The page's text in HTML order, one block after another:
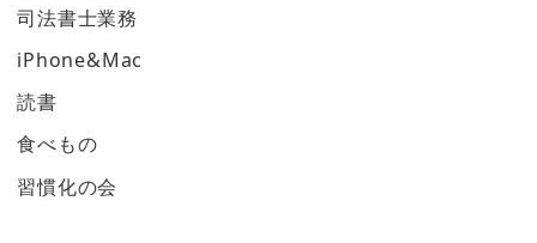
司法書士業務
iPhone&Mac
読書
食べもの
習慣化の会